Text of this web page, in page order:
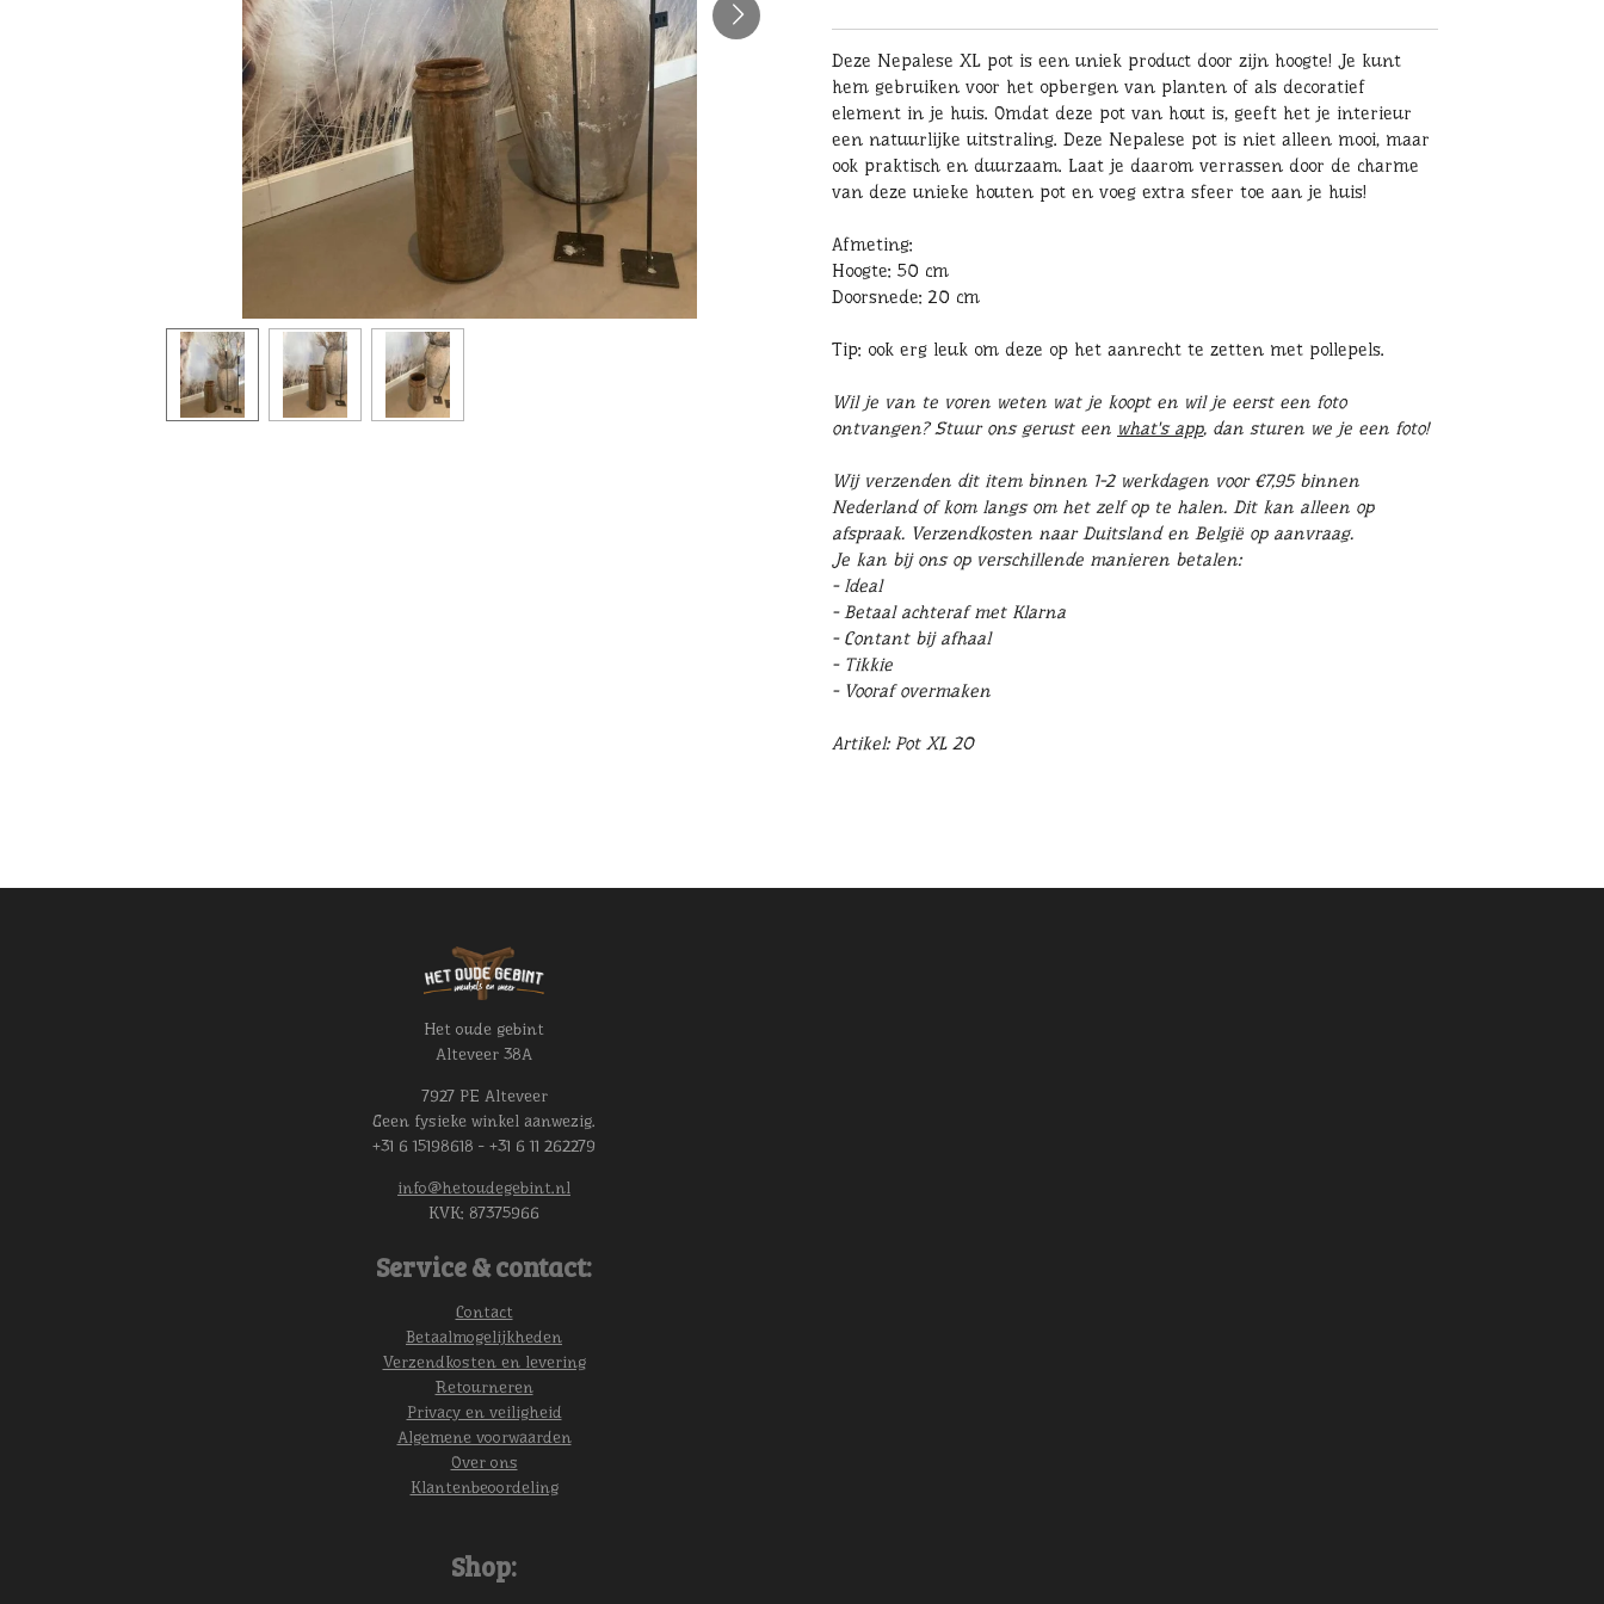
Deze Nepalese XL pot is een uniek product door zijn hoogte! Je kunt
hem gebruiken voor het opbergen van planten of als decoratief
element in je huis. Omdat deze pot van hout is, geeft het je interieur
een natuurlijke uitstraling. Deze Nepalese pot is niet alleen mooi, maar
ook praktisch en duurzaam. Laat je daarom verrassen door de charme
van deze unieke houten pot en voeg extra sfeer toe aan je huis!
Afmeting:
Hoogte: 50 cm
Doorsnede: 20 cm
Tip: ook erg leuk om deze op het aanrecht te zetten met pollepels.
Wil je van te voren weten wat je koopt en wil je eerst een foto
ontvangen? Stuur ons gerust een what's app, dan sturen we je een foto!
Wij verzenden dit item binnen 1-2 werkdagen voor €7,95 binnen
Nederland of kom langs om het zelf op te halen. Dit kan alleen op
afspraak. Verzendkosten naar Duitsland en België op aanvraag.
Je kan bij ons op verschillende manieren betalen:
- Ideal
- Betaal achteraf met Klarna
- Contant bij afhaal
- Tikkie
- Vooraf overmaken
Artikel: Pot XL 20
Het oude gebint
Alteveer 38A
7927 PE Alteveer
Geen fysieke winkel aanwezig.
+31 6 15198618 - +31 6 11 262279
info@hetoudegebint.nl
KVK: 87375966
Service & contact:
Contact
Betaalmogelijkheden
Verzendkosten en levering
Retourneren
Privacy en veiligheid
Algemene voorwaarden
Over ons
Klantenbeoordeling
Shop: